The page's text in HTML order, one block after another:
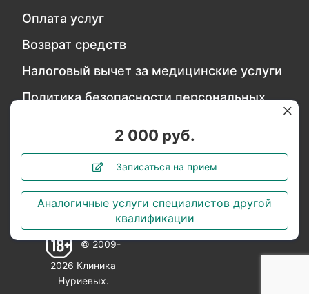
2 000 руб.
Записаться на прием
Аналогичные услуги специалистов другой
квалификации
Оплата услуг
Возврат средств
Налоговый вычет за медицинские услуги
Политика безопасности персональных
Обратитесь в службу качества
Мы в социальных сетях:
© 2009-
2026 Клиника
Нуриевых.